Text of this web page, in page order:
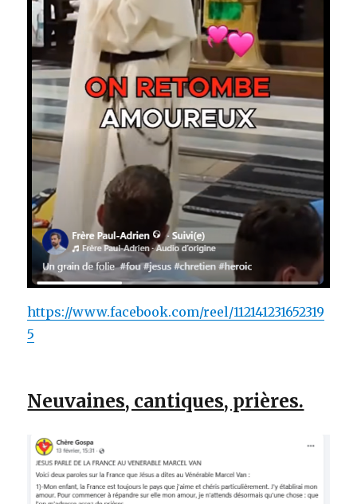
https://www.facebook.com/reel/112141231652319
5
Neuvaines, cantiques, prières.